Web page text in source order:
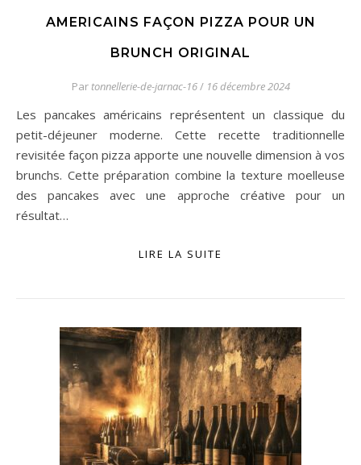
AMERICAINS FAÇON PIZZA POUR UN
BRUNCH ORIGINAL
Par tonnellerie-de-jarnac-16/ 16 décembre 2024
Les pancakes américains représentent un classique du
petit-déjeuner moderne. Cette recette traditionnelle
revisitée façon pizza apporte une nouvelle dimension à vos
brunchs. Cette préparation combine la texture moelleuse
des pancakes avec une approche créative pour un
résultat…
LIRE LA SUITE